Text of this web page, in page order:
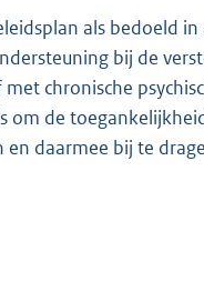
als bedoeld
bij de
chronische
om de
daarmee bij te